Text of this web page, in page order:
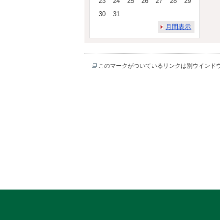
30
31
月間表示
このマークがついているリンクは別ウインド